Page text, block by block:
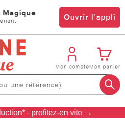
Magique Ouvrir l’appli
Mon compteMon panier
- profitez-en vite →